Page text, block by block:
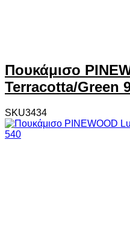
Πουκάμισο
Terracotta/Green
SKU3434